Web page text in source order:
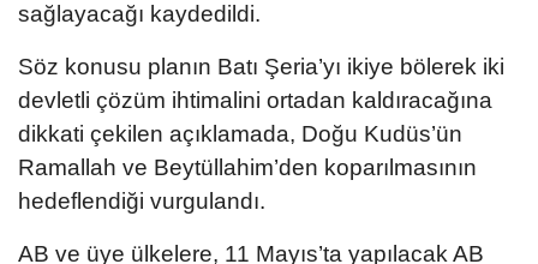
sağlayacağı kaydedildi.
Söz konusu planın Batı Şeria’yı ikiye bölerek iki
devletli çözüm ihtimalini ortadan kaldıracağına
dikkati çekilen açıklamada, Doğu Kudüs’ün
Ramallah ve Beytüllahim’den koparılmasının
hedeflendiği vurgulandı.
AB ve üye ülkelere, 11 Mayıs’ta yapılacak AB